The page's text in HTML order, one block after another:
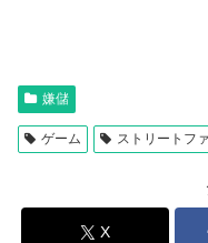
嫌儲
ゲーム ストリートフ
X